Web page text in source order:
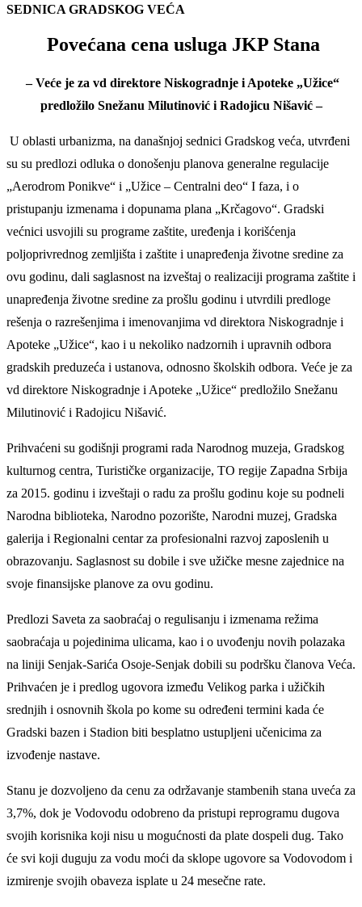
SEDNICA GRADSKOG VEĆA
Povećana cena usluga JKP Stana
– Veće je za vd direktore Niskogradnje i Apoteke „Užice“
predložilo Snežanu Milutinović i Radojicu Nišavić –
U oblasti urbanizma, na današnjoj sednici Gradskog veća, utvrđeni
su su predlozi odluka o donošenju planova generalne regulacije
„Aerodrom Ponikve“ i „Užice – Centralni deo“ I faza, i o
pristupanju izmenama i dopunama plana „Krčagovo“. Gradski
većnici usvojili su programe zaštite, uređenja i korišćenja
poljoprivrednog zemljišta i zaštite i unapređenja životne sredine za
ovu godinu, dali saglasnost na izveštaj o realizaciji programa zaštite i
unapređenja životne sredine za prošlu godinu i utvrdili predloge
rešenja o razrešenjima i imenovanjima vd direktora Niskogradnje i
Apoteke „Užice“, kao i u nekoliko nadzornih i upravnih odbora
gradskih preduzeća i ustanova, odnosno školskih odbora. Veće je za
vd direktore Niskogradnje i Apoteke „Užice“ predložilo Snežanu
Milutinović i Radojicu Nišavić.
Prihvaćeni su godišnji programi rada Narodnog muzeja, Gradskog
kulturnog centra, Turističke organizacije, TO regije Zapadna Srbija
za 2015. godinu i izveštaji o radu za prošlu godinu koje su podneli
Narodna biblioteka, Narodno pozorište, Narodni muzej, Gradska
galerija i Regionalni centar za profesionalni razvoj zaposlenih u
obrazovanju. Saglasnost su dobile i sve užičke mesne zajednice na
svoje finansijske planove za ovu godinu.
Predlozi Saveta za saobraćaj o regulisanju i izmenama režima
saobraćaja u pojedinima ulicama, kao i o uvođenju novih polazaka
na liniji Senjak-Sarića Osoje-Senjak dobili su podršku članova Veća.
Prihvaćen je i predlog ugovora između Velikog parka i užičkih
srednjih i osnovnih škola po kome su određeni termini kada će
Gradski bazen i Stadion biti besplatno ustupljeni učenicima za
izvođenje nastave.
Stanu je dozvoljeno da cenu za održavanje stambenih stana uveća za
3,7%, dok je Vodovodu odobreno da pristupi reprogramu dugova
svojih korisnika koji nisu u mogućnosti da plate dospeli dug. Tako
će svi koji duguju za vodu moći da sklope ugovore sa Vodovodom i
izmirenje svojih obaveza isplate u 24 mesečne rate.